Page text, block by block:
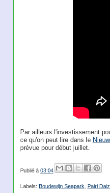
Par ailleurs l'investissement
ce qu'on peut lire dans le
prévue pour début juillet.
Publié à 03:04
Labels: Boudewijn Seapark, Pairi